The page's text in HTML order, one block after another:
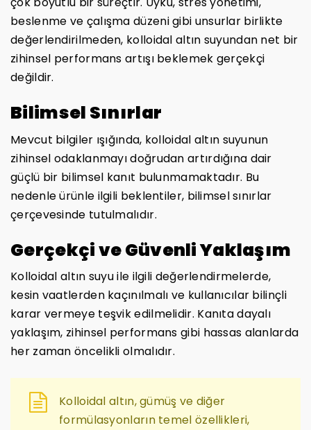
beslenme ve çalışma düzeni gibi unsurlar birlikte
değerlendirilmeden, kolloidal altın suyundan net bir
zihinsel performans artışı beklemek gerçekçi
değildir.
Bilimsel Sınırlar
Mevcut bilgiler ışığında, kolloidal altın suyunun
zihinsel odaklanmayı doğrudan artırdığına dair
güçlü bir bilimsel kanıt bulunmamaktadır. Bu
nedenle ürünle ilgili beklentiler, bilimsel sınırlar
çerçevesinde tutulmalıdır.
Gerçekçi ve Güvenli Yaklaşım
Kolloidal altın suyu ile ilgili değerlendirmelerde,
kesin vaatlerden kaçınılmalı ve kullanıcılar bilinçli
karar vermeye teşvik edilmelidir. Kanıta dayalı
yaklaşım, zihinsel performans gibi hassas alanlarda
her zaman öncelikli olmalıdır.
Kolloidal altın, gümüş ve diğer
formülasyonların temel özellikleri,